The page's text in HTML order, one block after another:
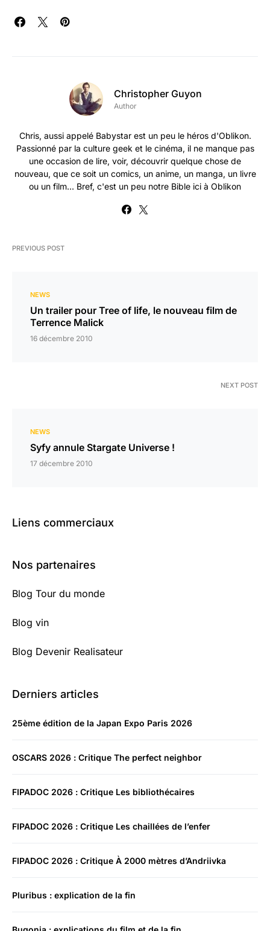
Christopher Guyon
Author
Chris, aussi appelé Babystar est un peu le héros d'Oblikon.
Passionné par la culture geek et le cinéma, il ne manque pas
une occasion de lire, voir, découvrir quelque chose de
nouveau, que ce soit un comics, un anime, un manga, un livre
ou un film... Bref, c'est un peu notre Bible ici à Oblikon
PREVIOUS POST
NEWS
Un trailer pour Tree of life, le nouveau film de
Terrence Malick
16 décembre 2010
NEXT POST
NEWS
Syfy annule Stargate Universe !
17 décembre 2010
Liens commerciaux
Nos partenaires
Blog Tour du monde
Blog vin
Blog Devenir Realisateur
Derniers articles
25ème édition de la Japan Expo Paris 2026
OSCARS 2026 : Critique The perfect neighbor
FIPADOC 2026 : Critique Les bibliothécaires
FIPADOC 2026 : Critique Les chaillées de l’enfer
FIPADOC 2026 : Critique À 2000 mètres d’Andriivka
Pluribus : explication de la fin